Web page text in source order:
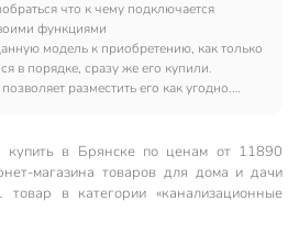
что к чему подключается
функциями
модель к приобретению, как только
в порядке, сразу же его купили.
разместить его как угодно.
данную модель.
купить в Брянске по ценам от 11890
магазина товаров для дома и дачи
в категории «канализационные